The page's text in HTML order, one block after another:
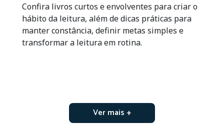
Confira livros curtos e envolventes para criar o
hábito da leitura, além de dicas práticas para
manter constância, definir metas simples e
transformar a leitura em rotina.
Ver mais +